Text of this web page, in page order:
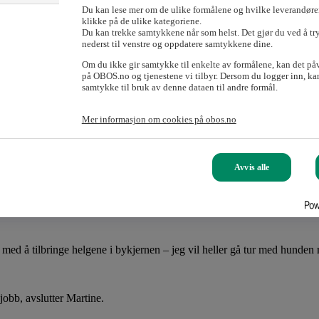
og det verste – med reiseveien deres til
Når han tar turen inn til byen skal han høre podkast og sjekke
Og det er veldig tilgjengelig.
med en walk-in-garderobe og et stort spisebord så de kan
å tilbringe helgene i bykjernen – jeg vil heller gå tur med hunden
avslutter Martine.
Du kan lese mer om de ulike formålene og hvilke
klikke på de ulike kategoriene.
Du kan trekke samtykkene når som helst. Det gjør du ved å
nederst til venstre og oppdatere samtykkene dine.
Om du ikke gir samtykke til enkelte av formålene, kan det
på OBOS.no og tjenestene vi tilbyr. Dersom du logger inn,
samtykke til bruk av denne dataen til andre formål.
Mer informasjon om cookies på obos.no
Avvis alle